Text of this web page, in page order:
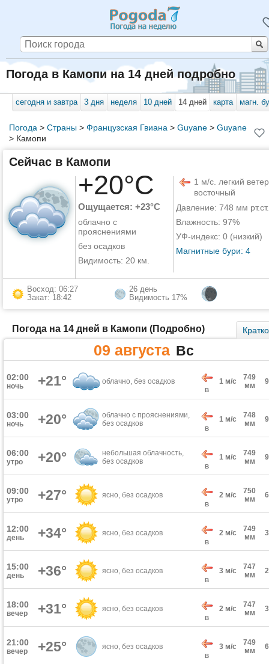
Погода в Камопи на 14 дней подробно
сегодня и завтра 3 дня неделя 10 дней 14 дней карта магн.
Погода > Страны> Французская Гвиана > Guyane> Guyane
> Камопи
Сейчас в Камопи
+20°C
Ощущается: +23°C
облачно с
прояснениями
без осадков
Видимость: 20 км.
1 м/с. легкий
восточный
Давление: 748 мм рт.ст.
Влажность: 97%
УФ-индекс: 0 (низкий)
Магнитные бури: 4
Восход: 06:27
Закат: 18:42
26 день
Видимость 17%
Погода на 14 дней в Камопи (Подробно) Кратко
09 августа Вс
02:00
ночь +21° облачно, без осадков
В
1 м/с
749
мм
03:00
ночь +20°
облачно с прояснениями,
без осадков
В
1 м/с
748
мм
06:00
утро +20°
небольшая облачность,
без осадков
В
1 м/с
749
мм
09:00
утро +27° ясно, без осадков
В
2 м/с
750
мм
12:00
день +34° ясно, без осадков
В
2 м/с
749
мм
15:00
день +36° ясно, без осадков
В
3 м/с
747
мм
18:00
вечер +31° ясно, без осадков
В
2 м/с
747
мм
21:00
вечер +25° ясно, без осадков
В
3 м/с
749
мм